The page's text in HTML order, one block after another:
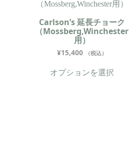
Carlson’s 延長チョーク
（Mossberg,Winchester
用）
¥15,400 （税込）
オプションを選択